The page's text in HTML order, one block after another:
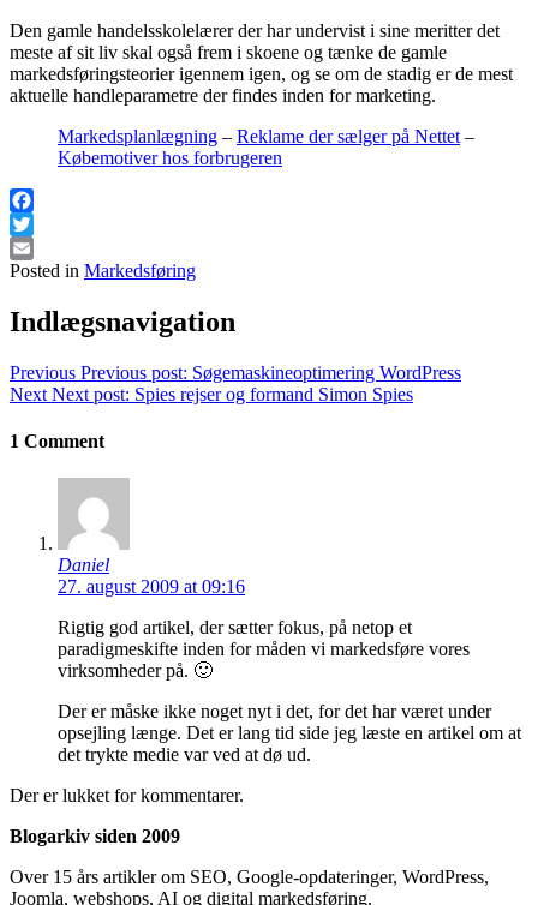
Den gamle handelsskolelærer der har undervist i sine meritter det
meste af sit liv skal også frem i skoene og tænke de gamle
markedsføringsteorier igennem igen, og se om de stadig er de mest
aktuelle handleparametre der findes inden for marketing.
Markedsplanlægning – Reklame der sælger på Nettet –
Købemotiver hos forbrugeren
Facebook
Twitter
Email
Posted in Markedsføring
Indlægsnavigation
Previous Previous post: Søgemaskineoptimering WordPress
Next Next post: Spies rejser og formand Simon Spies
1 Comment
Daniel
27. august 2009 at 09:16
Rigtig god artikel, der sætter fokus, på netop et
paradigmeskifte inden for måden vi markedsføre vores
virksomheder på. 🙂
Der er måske ikke noget nyt i det, for det har været under
opsejling længe. Det er lang tid side jeg læste en artikel om at
det trykte medie var ved at dø ud.
Der er lukket for kommentarer.
Blogarkiv siden 2009
Over 15 års artikler om SEO, Google-opdateringer, WordPress,
Joomla, webshops, AI og digital markedsføring.